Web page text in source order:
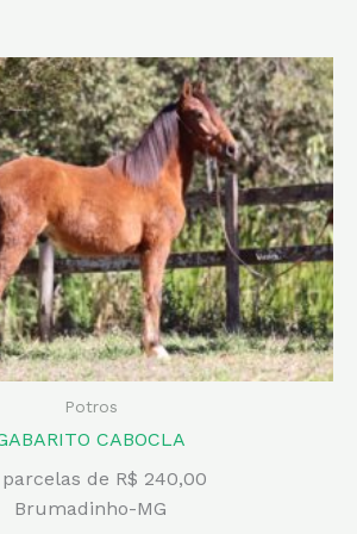
Potros
CABOCLA
de R$ 240,00
Brumadinho-MG